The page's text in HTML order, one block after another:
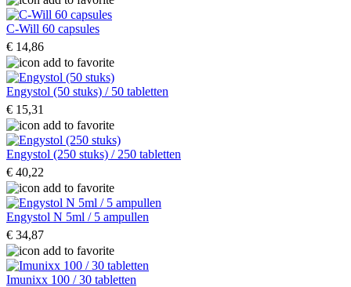
C-Will 60 capsules
€ 14,86
Engystol (50 stuks) / 50 tabletten
€ 15,31
Engystol (250 stuks) / 250 tabletten
€ 40,22
Engystol N 5ml / 5 ampullen
€ 34,87
Imunixx 100 / 30 tabletten